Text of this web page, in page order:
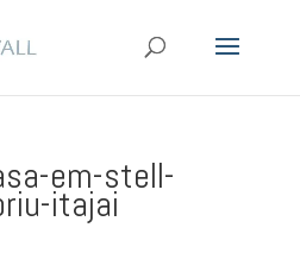
em-stell-
itajai